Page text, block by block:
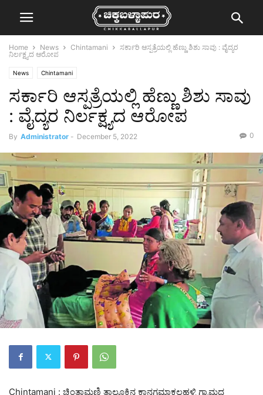
Home News Chintamani
ಸರ್ಕಾರಿ ಆಸ್ಪತ್ರೆಯಲ್ಲಿ ಹೆಣ್ಣು ಶಿಶು ಸಾವು : ವೈದ್ಯರ
ನಿರ್ಲಕ್ಷ್ಯದ ಆರೋಪ
News Chintamani
ಸರ್ಕಾರಿ ಆಸ್ಪತ್ರೆಯಲ್ಲಿ ಹೆಣ್ಣು ಶಿಶು ಸಾವು
: ವೈದ್ಯರ ನಿರ್ಲಕ್ಷ್ಯದ ಆರೋಪ
By Administrator - December 5, 2022 0
Chintamani : ಚಿಂತಾಮಣಿ ತಾಲ್ಲೂಕಿನ ಕಾನಗಮಾಕಲಹಳ್ಳಿ ಗ್ರಾಮದ